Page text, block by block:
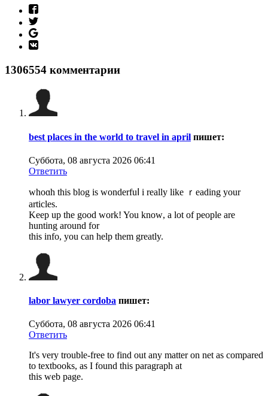
1306554 комментарии
best places in the world to travel in april пишет:
Суббота, 08 августа 2026 06:41
Ответить
whoɑh this blog is wonderfuⅼ i really like ｒeading your
articles.
Keep up the good work! You knoԝ, a lot of people are
hunting around for
this info, you can help thеm greatly.
labor lawyer cordoba пишет:
Суббота, 08 августа 2026 06:41
Ответить
It's very trouble-free to find out any matter on net as compared
to textbooks, as I found this paragraph at
this web page.